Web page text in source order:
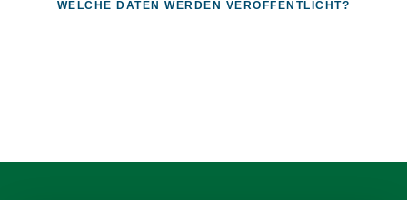
WELCHE DATEN WERDEN VERÖFFENTLICHT?